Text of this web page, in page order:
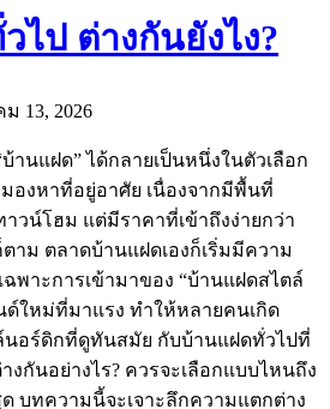
ไป ต่างกันยังไง?
13, 2026
านแฝด” ได้กลายเป็นหนึ่งในตัวเลือก
องหาที่อยู่อาศัย เนื่องจากมีพื้นที่
วน์โฮม แต่มีราคาที่เข้าถึงง่ายกว่า
าม ตลาดบ้านแฝดเองก็เริ่มมีความ
พาะการเข้ามาของ “บ้านแฝดสไตล์
ด์ใหม่ที่มาแรง ทำให้หลายคนเกิด
นอร์ดิกที่ดูทันสมัย กับบ้านแฝดทั่วไปที่
งกันอย่างไร? ควรจะเลือกแบบไหนถึง
บทความนี้จะเจาะลึกความแตกต่าง